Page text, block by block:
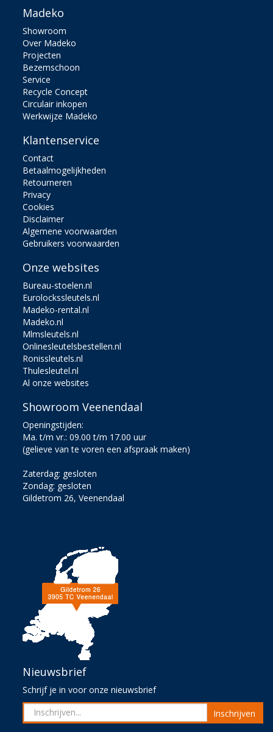
Madeko
Showroom
Over Madeko
Projecten
Bezemschoon
Service
Recycle Concept
Circulair inkopen
Werkwijze Madeko
Klantenservice
Contact
Betaalmogelijkheden
Retourneren
Privacy
Cookies
Disclaimer
Algemene voorwaarden
Gebruikers voorwaarden
Onze websites
Bureau-stoelen.nl
Eurolockssleutels.nl
Madeko-rental.nl
Madeko.nl
Mlmsleutels.nl
Onlinesleutelsbestellen.nl
Ronissleutels.nl
Thulesleutel.nl
Al onze websites
Showroom Veenendaal
Openingstijden:
Ma. t/m vr.: 09.00 t/m 17.00 uur
(gelieve van te voren een afspraak maken)
Zaterdag: gesloten
Zondag: gesloten
Gildetrom 26, Veenendaal
Nieuwsbrief
Schrijf je in voor onze nieuwsbrief
Inschrijven